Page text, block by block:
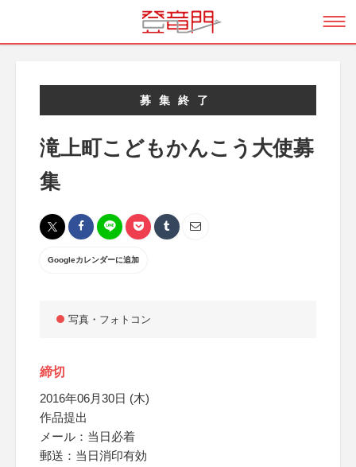
募集終了
滝上町こどもかんこう大使募
集
Googleカレンダーに追加
写真・フォトコン
締切
2016年06月30日 (木)
作品提出
メール：当日必着
郵送：当日消印有効